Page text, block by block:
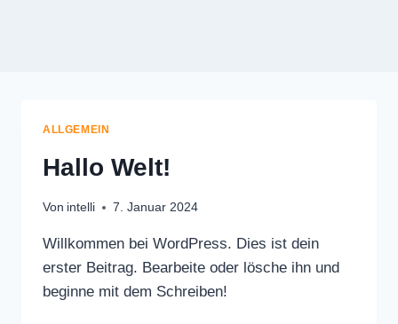
ALLGEMEIN
Hallo Welt!
Von intelli 7. Januar 2024
Willkommen bei WordPress. Dies ist dein
erster Beitrag. Bearbeite oder lösche ihn und
beginne mit dem Schreiben!